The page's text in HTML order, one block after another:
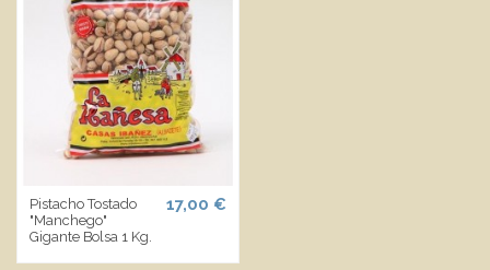
Pistacho Tostado
"Manchego"
Gigante Bolsa 1 Kg.
17,00 €